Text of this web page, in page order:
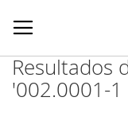
Resultados
'002.0001-